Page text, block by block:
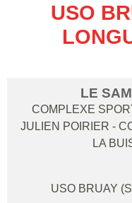
USO
LE
COMPLEXE
JULIEN POIRIER -
LA
USO BRUAY